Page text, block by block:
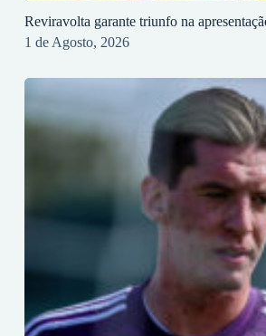
Reviravolta garante triunfo na
1 de Agosto, 2026